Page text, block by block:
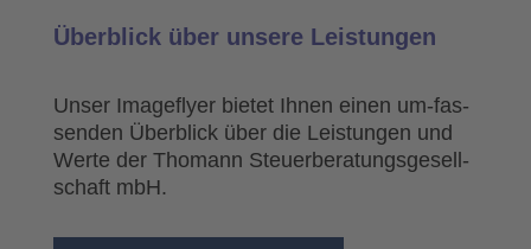
Über­blick über unse­re Leis­tun­gen
Unser Image­fly­er bie­tet Ihnen einen um-fas­
sen­den Über­blick über die Leis­tun­gen und
Wer­te der Tho­mann Steu­er­be­ra­tungs­ge­sell­
schaft mbH.